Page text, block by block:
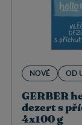
NOVÉ OD
GERBER
dezert s
4x100 g